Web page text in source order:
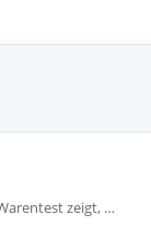
zeigt, …